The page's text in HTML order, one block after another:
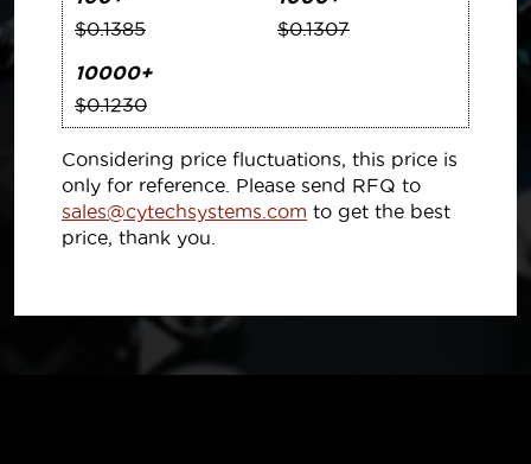
$0.1385
$0.1307
10000+
$0.1230
Considering price fluctuations, this price is
only for reference. Please send RFQ to
sales@cytechsystems.com to get the best
price, thank you.